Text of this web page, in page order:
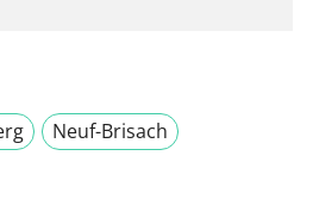
Neuf-Brisach